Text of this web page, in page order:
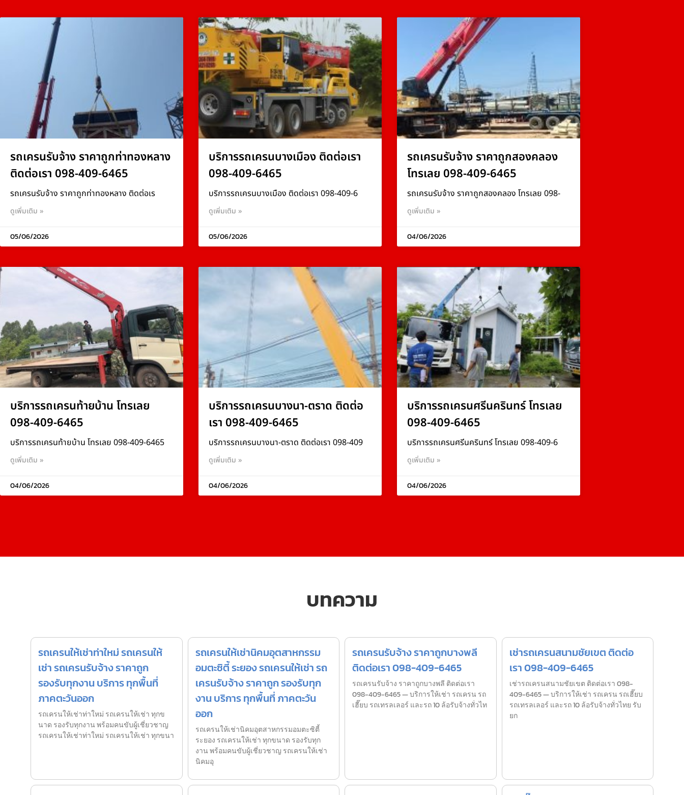
รถเครนรับจ้าง ราคาถูกท่าทองหลาง
ติดต่อเรา 098-409-6465
รถเครนรับจ้าง ราคาถูกท่าทองหลาง ติดต่อเร
ดูเพิ่มเติม »
05/06/2026
บริการรถเครนบางเมือง ติดต่อเรา
098-409-6465
บริการรถเครนบางเมือง ติดต่อเรา 098-409-6
ดูเพิ่มเติม »
05/06/2026
รถเครนรับจ้าง ราคาถูกสองคลอง
โทรเลย 098-409-6465
รถเครนรับจ้าง ราคาถูกสองคลอง โทรเลย 098-
ดูเพิ่มเติม »
04/06/2026
บริการรถเครนท้ายบ้าน โทรเลย
098-409-6465
บริการรถเครนท้ายบ้าน โทรเลย 098-409-6465
ดูเพิ่มเติม »
04/06/2026
บริการรถเครนบางนา-ตราด ติดต่อ
เรา 098-409-6465
บริการรถเครนบางนา-ตราด ติดต่อเรา 098-409
ดูเพิ่มเติม »
04/06/2026
บริการรถเครนศรีนครินทร์ โทรเลย
098-409-6465
บริการรถเครนศรีนครินทร์ โทรเลย 098-409-6
ดูเพิ่มเติม »
04/06/2026
บทความ
รถเครนให้เช่าท่าใหม่ รถเครนให้
เช่า รถเครนรับจ้าง ราคาถูก
รองรับทุกงาน บริการ ทุกพื้นที่
ภาคตะวันออก
รถเครนให้เช่าท่าใหม่ รถเครนให้เช่า ทุกข
นาด รองรับทุกงาน พร้อมคนขับผู้เชี่ยวชาญ
รถเครนให้เช่าท่าใหม่ รถเครนให้เช่า ทุกขนา
รถเครนให้เช่านิคมอุตสาหกรรม
อมตะซิตี้ ระยอง รถเครนให้เช่า รถ
เครนรับจ้าง ราคาถูก รองรับทุก
งาน บริการ ทุกพื้นที่ ภาคตะวัน
ออก
รถเครนให้เช่านิคมอุตสาหกรรมอมตะซิตี้
ระยอง รถเครนให้เช่า ทุกขนาด รองรับทุก
งาน พร้อมคนขับผู้เชี่ยวชาญ รถเครนให้เช่า
นิคมอุ
รถเครนรับจ้าง ราคาถูกบางพลี
ติดต่อเรา 098-409-6465
รถเครนรับจ้าง ราคาถูกบางพลี ติดต่อเรา
098-409-6465 — บริการให้เช่า รถเครน รถ
เฮี๊ยบ รถเทรลเลอร์ และรถ 10 ล้อรับจ้างทั่วไท
เช่ารถเครนสนามชัยเขต ติดต่อ
เรา 098-409-6465
เช่ารถเครนสนามชัยเขต ติดต่อเรา 098-
409-6465 — บริการให้เช่า รถเครน รถเฮี๊ยบ
รถเทรลเลอร์ และรถ 10 ล้อรับจ้างทั่วไทย รับ
ยก